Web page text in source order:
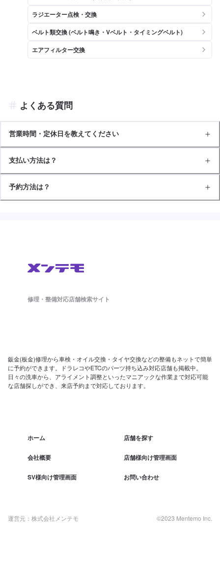
ラジエーター点検・交換
ベルト類交換 (ベルト鳴き・Vベルト・タイミングベルト)
エアフィルター交換
よくある質問
営業時間・定休日を教えてください
支払い方法は？
予約方法は？
修理・整備対応店舗検索サイト
鈑金(板金)修理から車検・オイル交換・タイヤ交換などの整備もネットで簡単
に予約ができます。ドラレコやETCのパーツ持ち込み対応店舗も掲載中。
日々の洗車から、アライメント調整といったマニアックな作業まで対応可能
な店舗探しができ、来店予約まで対応しております。
ホーム 店舗を探す
会社概要 店舗様向け管理画面
SV様向け管理画面 お問い合わせ
運営元：株式会社メンテモ ©2023 Mentemo Inc.